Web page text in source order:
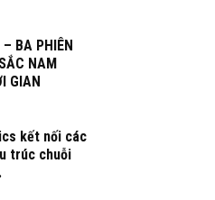
– BA PHIÊN
NAM
GIAN
kết nối các
trúc chuỗi